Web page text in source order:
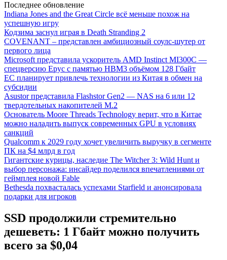
Последнее обновление
Indiana Jones and the Great Circle всё меньше похож на
успешную игру
Кодзима заснул играя в Death Stranding 2
COVENANT – представлен амбициозный соулс-шутер от
первого лица
Microsoft представила ускоритель AMD Instinct MI300C —
спецверсию Epyc с памятью HBM3 объёмом 128 Гбайт
ЕС планирует привлечь технологии из Китая в обмен на
субсидии
Asustor представила Flashstor Gen2 — NAS на 6 или 12
твердотельных накопителей M.2
Основатель Moore Threads Technology верит, что в Китае
можно наладить выпуск современных GPU в условиях
санкций
Qualcomm к 2029 году хочет увеличить выручку в сегменте
ПК на $4 млрд в год
Гигантские курицы, наследие The Witcher 3: Wild Hunt и
выбор персонажа: инсайдер поделился впечатлениями от
геймплея новой Fable
Bethesda похвасталась успехами Starfield и анонсировала
подарки для игроков
SSD продолжили стремительно
дешеветь: 1 Гбайт можно получить
всего за $0,04